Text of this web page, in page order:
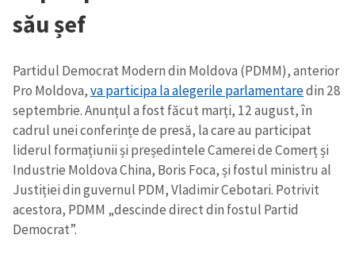
său șef
Partidul Democrat Modern din Moldova (PDMM), anterior
Pro Moldova,va participa la alegerile parlamentaredin 28
septembrie. Anunțul a fost făcut marți, 12 august, în
cadrul unei conferințe de presă, la care au participat
liderul formațiunii și președintele Camerei de Comerț și
Industrie Moldova China, Boris Foca, și fostul ministru al
Justiției din guvernul PDM, Vladimir Cebotari. Potrivit
acestora, PDMM „descinde direct din fostul Partid
Democrat”.